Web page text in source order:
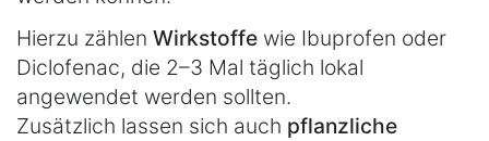
Hierzu zählen Wirkstoffe wie Ibuprofen oder
Diclofenac, die 2–3 Mal täglich lokal
angewendet werden sollten.
Zusätzlich lassen sich auch pflanzliche